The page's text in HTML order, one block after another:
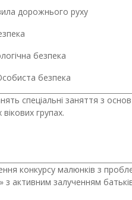
дорожнього руху
безпека
безпека
спеціальні заняття з
вікових групах.
конкурсу малюнків з
з активним залученням